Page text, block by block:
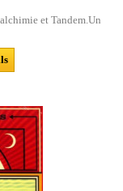
et Tandem.Un